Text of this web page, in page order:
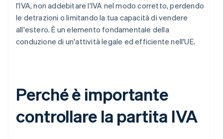
l'IVA, non addebitare l'IVA nel modo corretto, perdendo
le detrazioni o limitando la tua capacità di vendere
all'estero. È un elemento fondamentale della
conduzione di un'attività legale ed efficiente nell'UE.
Perché è importante
controllare la partita IVA